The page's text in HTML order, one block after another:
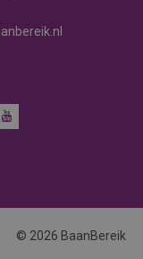
© 2026 BaanBereik